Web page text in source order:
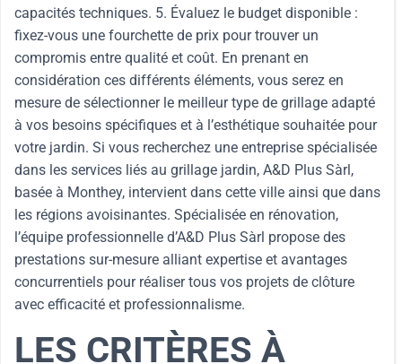
capacités techniques. 5. Évaluez le budget disponible :
fixez-vous une fourchette de prix pour trouver un
compromis entre qualité et coût. En prenant en
considération ces différents éléments, vous serez en
mesure de sélectionner le meilleur type de grillage adapté
à vos besoins spécifiques et à l’esthétique souhaitée pour
votre jardin. Si vous recherchez une entreprise spécialisée
dans les services liés au grillage jardin, A&D Plus Sàrl,
basée à Monthey, intervient dans cette ville ainsi que dans
les régions avoisinantes. Spécialisée en rénovation,
l’équipe professionnelle d’A&D Plus Sàrl propose des
prestations sur-mesure alliant expertise et avantages
concurrentiels pour réaliser tous vos projets de clôture
avec efficacité et professionnalisme.
LES CRITÈRES À